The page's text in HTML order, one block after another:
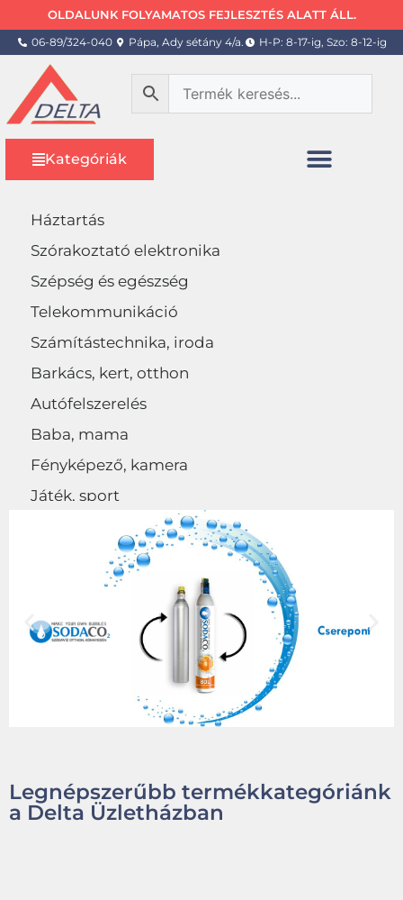
OLDALUNK FOLYAMATOS FEJLESZTÉS ALATT ÁLL.
06-89/324-040 Pápa, Ady sétány 4/a. H-P: 8-17-ig, Szo: 8-12-ig
Kategóriák
Háztartás
Szórakoztató elektronika
Szépség és egészség
Telekommunikáció
Számítástechnika, iroda
Barkács, kert, otthon
Autófelszerelés
Baba, mama
Fényképező, kamera
Játék, sport
Legnépszerűbb termékkategóriánk
a Delta Üzletházban